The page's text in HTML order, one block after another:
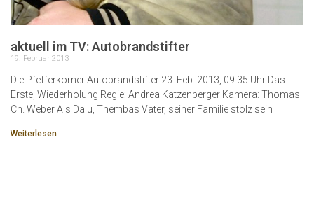
aktuell im TV: Autobrandstifter
19. Februar 2013
Die Pfefferkörner Autobrandstifter 23. Feb. 2013, 09.35 Uhr Das
Erste, Wiederholung Regie: Andrea Katzenberger Kamera: Thomas
Ch. Weber Als Dalu, Thembas Vater, seiner Familie stolz sein
Weiterlesen